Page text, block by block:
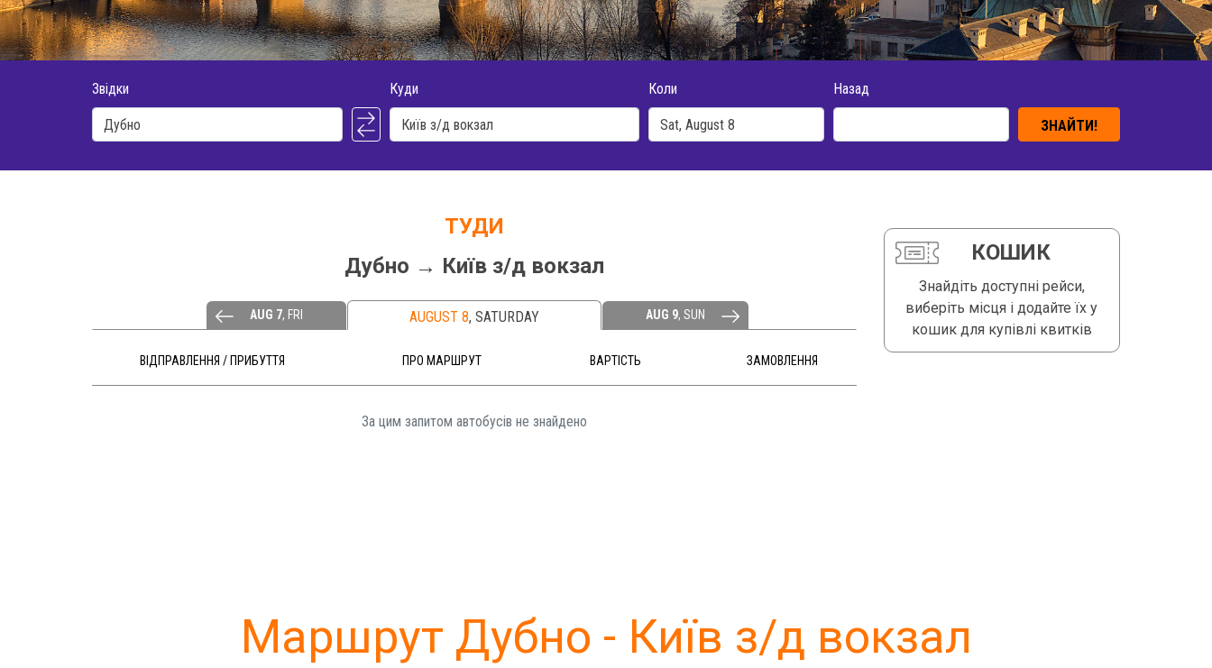
Звідки Куди Коли Назад
ЗНАЙТИ!
ТУДИ
Дубно → Київ з/д вокзал
AUG 7, FRI AUGUST 8, SATURDAY AUG 9, SUN
ВІДПРАВЛЕННЯ / ПРИБУТТЯ ПРО МАРШРУТ ВАРТІСТЬ ЗАМОВЛЕННЯ
За цим запитом автобусів не знайдено️
КОШИК
Знайдіть доступні рейси,
виберіть місця і додайте їх у
кошик для купівлі квитків
Маршрут Дубно - Київ з/д вокзал